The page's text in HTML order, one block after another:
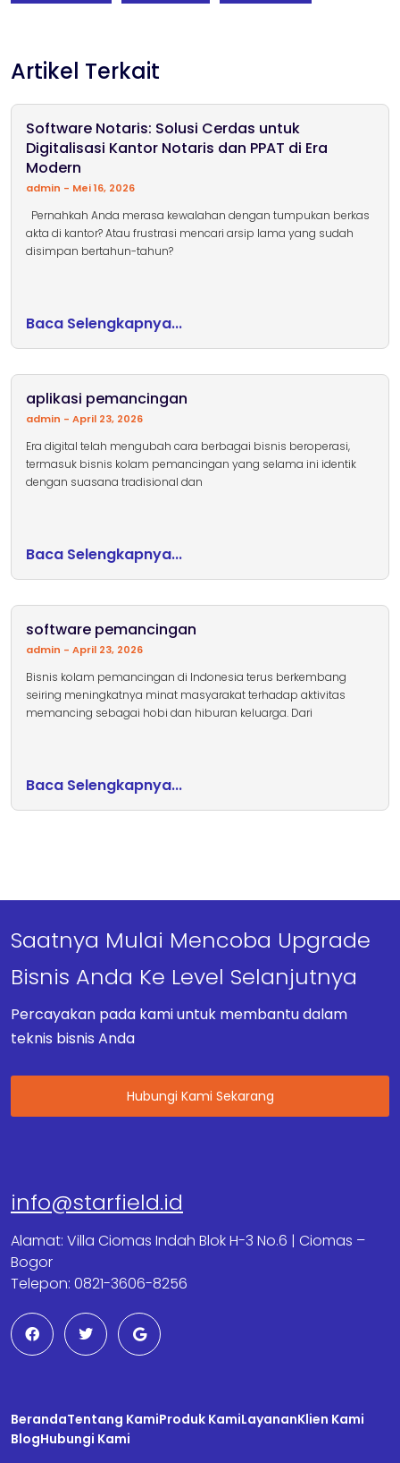
Artikel Terkait
Software Notaris: Solusi Cerdas untuk
Digitalisasi Kantor Notaris dan PPAT di Era
Modern
admin Mei 16, 2026
Pernahkah Anda merasa kewalahan dengan tumpukan berkas
akta di kantor? Atau frustrasi mencari arsip lama yang sudah
disimpan bertahun-tahun?
Baca Selengkapnya...
aplikasi pemancingan
admin April 23, 2026
Era digital telah mengubah cara berbagai bisnis beroperasi,
termasuk bisnis kolam pemancingan yang selama ini identik
dengan suasana tradisional dan
Baca Selengkapnya...
software pemancingan
admin April 23, 2026
Bisnis kolam pemancingan di Indonesia terus berkembang
seiring meningkatnya minat masyarakat terhadap aktivitas
memancing sebagai hobi dan hiburan keluarga. Dari
Baca Selengkapnya...
Saatnya Mulai Mencoba Upgrade
Bisnis Anda Ke Level Selanjutnya
Percayakan pada kami untuk membantu dalam
teknis bisnis Anda
Hubungi Kami Sekarang
info@starfield.id
Alamat: Villa Ciomas Indah Blok H-3 No.6 | Ciomas –
Bogor
Telepon: 0821-3606-8256
F
a
k
T
w
G
o
BerandaTentang KamiProduk KamiLayananKlien Kami
BlogHubungi Kami